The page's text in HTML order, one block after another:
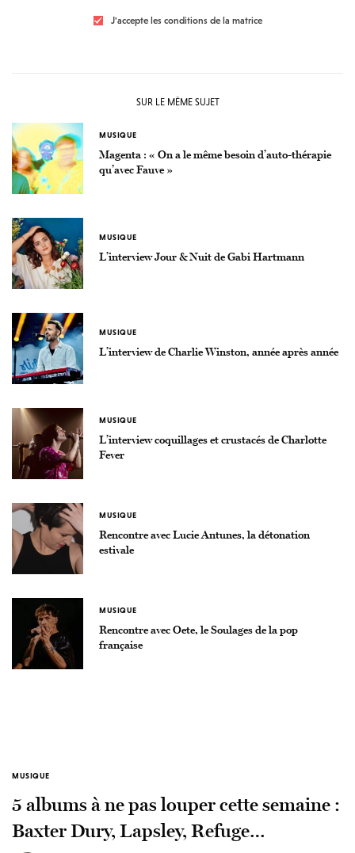
J'accepte les conditions de la matrice
SUR LE MÊME SUJET
MUSIQUE
Magenta : « On a le même besoin d’auto-thérapie
qu’avec Fauve »
MUSIQUE
L’interview Jour & Nuit de Gabi Hartmann
MUSIQUE
L’interview de Charlie Winston, année après année
MUSIQUE
L’interview coquillages et crustacés de Charlotte
Fever
MUSIQUE
Rencontre avec Lucie Antunes, la détonation
estivale
MUSIQUE
Rencontre avec Oete, le Soulages de la pop
française
MUSIQUE
5 albums à ne pas louper cette semaine :
Baxter Dury, Lapsley, Refuge…